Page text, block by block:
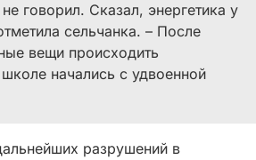
говорил. Сказал, энергетика у
сельчанка. – После
вещи происходить
начались с удвоенной
разрушений в